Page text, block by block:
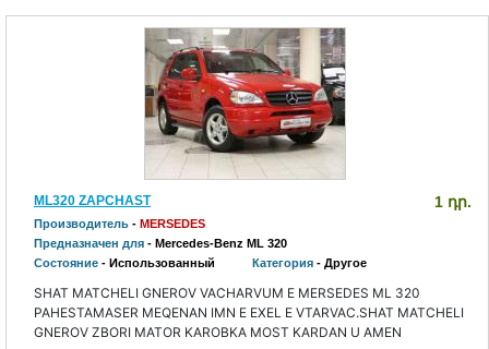
ML320 ZAPCHAST 1 դր.
Производитель - MERSEDES
Предназначен для - Mercedes-Benz ML 320
Состояние - Использованный Категория - Другое
SHAT MATCHELI GNEROV VACHARVUM E MERSEDES ML 320
PAHESTAMASER MEQENAN IMN E EXEL E VTARVAC.SHAT MATCHELI
GNEROV ZBORI MATOR KAROBKA MOST KARDAN U AMEN